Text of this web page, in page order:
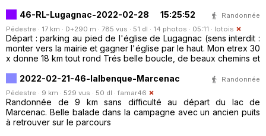
46-RL-Lugagnac-2022-02-28 15:25:52
Randonnée
Pédestre · 17 km · D+290 m · 785 vus · 51 dl · 14 photos · 05:11 · lotois
Départ : parking au pied de l'église de Lugagnac (sens interdit :
monter vers la mairie et gagner l'église par le haut. Mon etrex 30
x donne 18 km tout rond Trés belle boucle, de beaux chemins et
2022-02-21-46-lalbenque-Marcenac
Randonnée
Pédestre · 9 km · 529 vus · 50 dl · famar46
Randonnée de 9 km sans difficulté au départ du lac de
Marcenac. Belle balade dans la campagne avec un ancien puits
à retrouver sur le parcours